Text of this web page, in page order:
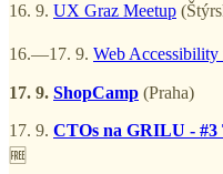
16. 9. UX Graz Meetup
16.—17. 9. Web
17. 9. ShopCamp (Praha)
17. 9. CTOs na GRILU - #3
🆓